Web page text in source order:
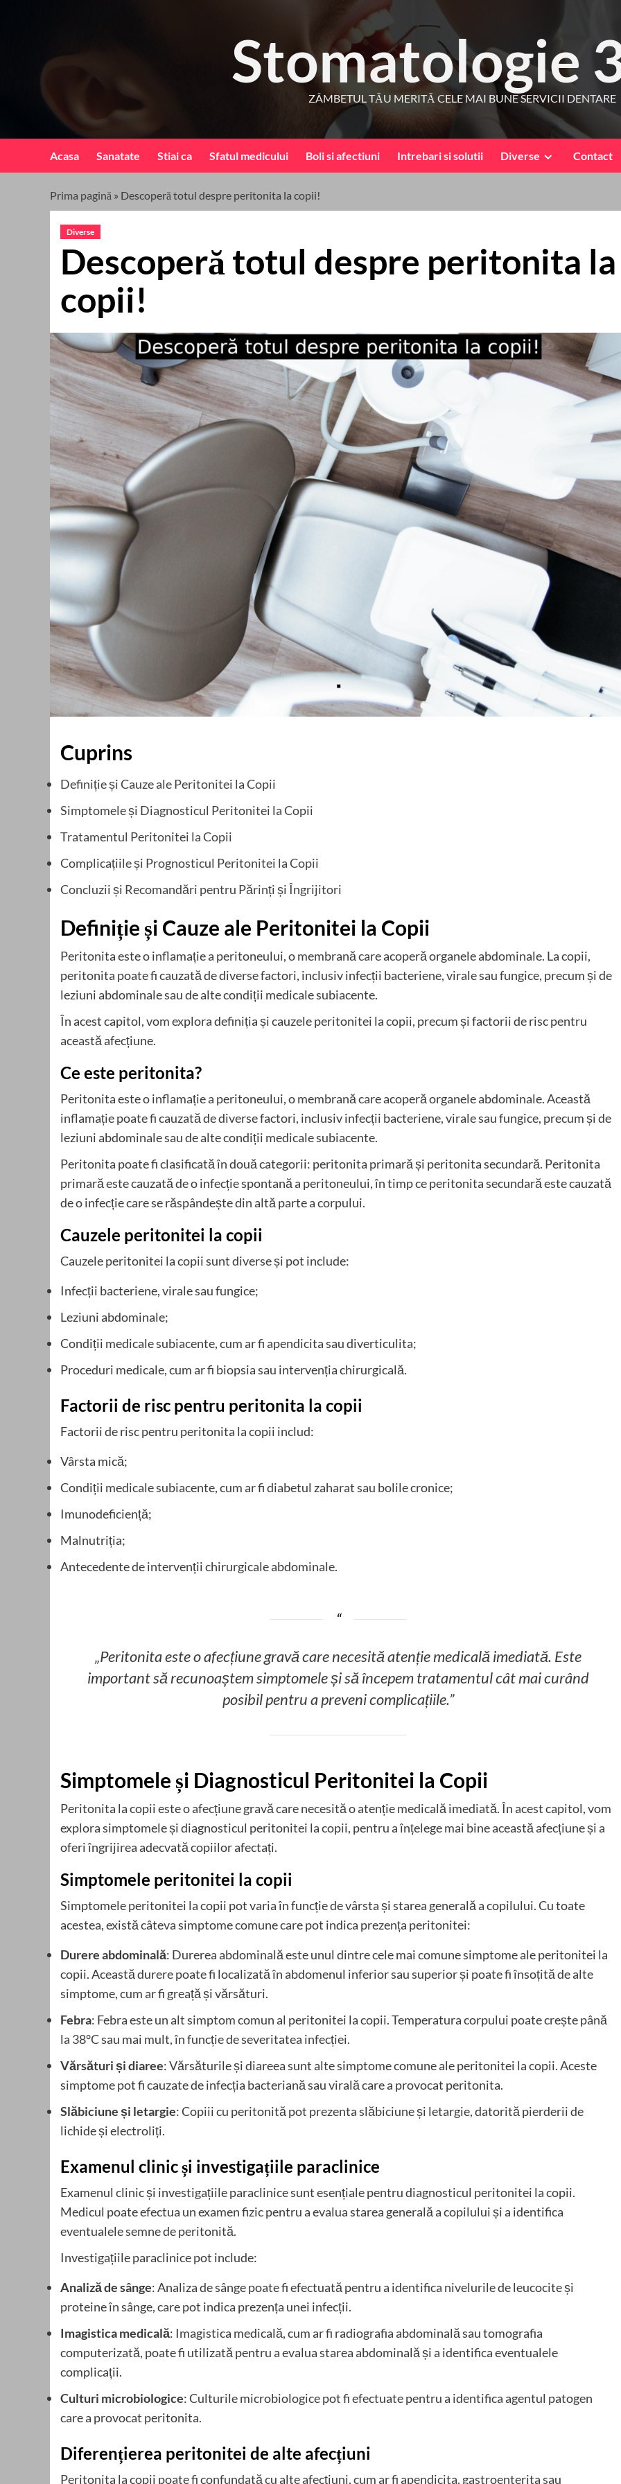
Stomatologie
ZÂMBETUL TĂU MERITĂ CELE MAI BUNE SERVICII DENTARE
Acasa Sanatate Stiai ca Sfatul medicului Boli si afectiuni Intrebari si solutii Diverse Contact
Prima pagină » Descoperă totul despre peritonita la copii!
Diverse
Descoperă totul despre peritonita la
copii!
Cuprins
Definiție și Cauze ale Peritonitei la Copii
Simptomele și Diagnosticul Peritonitei la Copii
Tratamentul Peritonitei la Copii
Complicațiile și Prognosticul Peritonitei la Copii
Concluzii și Recomandări pentru Părinți și Îngrijitori
Definiție și Cauze ale Peritonitei la Copii
Peritonita este o inflamație a peritoneului, o membrană care acoperă organele abdominale. La copii,
peritonita poate fi cauzată de diverse factori, inclusiv infecții bacteriene, virale sau fungice, precum și de
leziuni abdominale sau de alte condiții medicale subiacente.
În acest capitol, vom explora definiția și cauzele peritonitei la copii, precum și factorii de risc pentru
această afecțiune.
Ce este peritonita?
Peritonita este o inflamație a peritoneului, o membrană care acoperă organele abdominale. Această
inflamație poate fi cauzată de diverse factori, inclusiv infecții bacteriene, virale sau fungice, precum și de
leziuni abdominale sau de alte condiții medicale subiacente.
Peritonita poate fi clasificată în două categorii: peritonita primară și peritonita secundară. Peritonita
primară este cauzată de o infecție spontană a peritoneului, în timp ce peritonita secundară este cauzată
de o infecție care se răspândește din altă parte a corpului.
Cauzele peritonitei la copii
Cauzele peritonitei la copii sunt diverse și pot include:
Infecții bacteriene, virale sau fungice;
Leziuni abdominale;
Condiții medicale subiacente, cum ar fi apendicita sau diverticulita;
Proceduri medicale, cum ar fi biopsia sau intervenția chirurgicală.
Factorii de risc pentru peritonita la copii
Factorii de risc pentru peritonita la copii includ:
Vârsta mică;
Condiții medicale subiacente, cum ar fi diabetul zaharat sau bolile cronice;
Imunodeficiență;
Malnutriția;
Antecedente de intervenții chirurgicale abdominale.
„Peritonita este o afecțiune gravă care necesită atenție medicală imediată. Este
important să recunoaștem simptomele și să începem tratamentul cât mai curând
posibil pentru a preveni complicațiile.”
Simptomele și Diagnosticul Peritonitei la Copii
Peritonita la copii este o afecțiune gravă care necesită o atenție medicală imediată. În acest capitol, vom
explora simptomele și diagnosticul peritonitei la copii, pentru a înțelege mai bine această afecțiune și a
oferi îngrijirea adecvată copiilor afectați.
Simptomele peritonitei la copii
Simptomele peritonitei la copii pot varia în funcție de vârsta și starea generală a copilului. Cu toate
acestea, există câteva simptome comune care pot indica prezența peritonitei:
Durere abdominală: Durerea abdominală este unul dintre cele mai comune simptome ale peritonitei la
copii. Această durere poate fi localizată în abdomenul inferior sau superior și poate fi însoțită de alte
simptome, cum ar fi greață și vărsături.
Febra: Febra este un alt simptom comun al peritonitei la copii. Temperatura corpului poate crește până
la 38°C sau mai mult, în funcție de severitatea infecției.
Vărsături și diaree: Vărsăturile și diareea sunt alte simptome comune ale peritonitei la copii. Aceste
simptome pot fi cauzate de infecția bacteriană sau virală care a provocat peritonita.
Slăbiciune și letargie: Copiii cu peritonită pot prezenta slăbiciune și letargie, datorită pierderii de
lichide și electroliți.
Examenul clinic și investigațiile paraclinice
Examenul clinic și investigațiile paraclinice sunt esențiale pentru diagnosticul peritonitei la copii.
Medicul poate efectua un examen fizic pentru a evalua starea generală a copilului și a identifica
eventualele semne de peritonită.
Investigațiile paraclinice pot include:
Analiză de sânge: Analiza de sânge poate fi efectuată pentru a identifica nivelurile de leucocite și
proteine în sânge, care pot indica prezența unei infecții.
Imagistica medicală: Imagistica medicală, cum ar fi radiografia abdominală sau tomografia
computerizată, poate fi utilizată pentru a evalua starea abdominală și a identifica eventualele
complicații.
Culturi microbiologice: Culturile microbiologice pot fi efectuate pentru a identifica agentul patogen
care a provocat peritonita.
Diferențierea peritonitei de alte afecțiuni
Peritonita la copii poate fi confundată cu alte afecțiuni, cum ar fi apendicita, gastroenterita sau